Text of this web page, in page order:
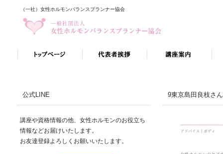
（一社）女性ホルモンバランスプランナー協会
9東京島田良枝さん
公式LINE
講座や資格情報の他、女性ホルモンのお役立ち
情報などお届けいたします。
お友達登録よろしくお願いいたします。